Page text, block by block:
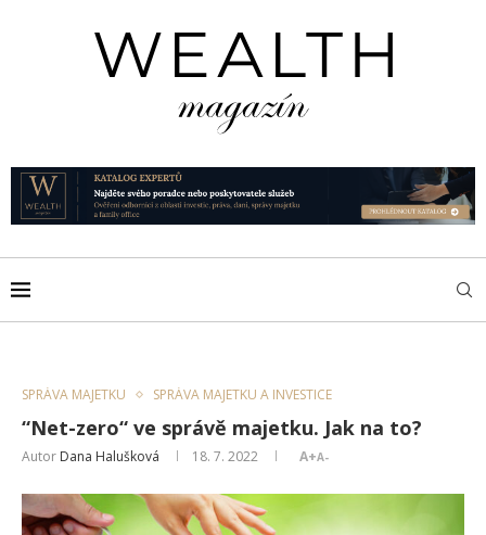
SPRÁVA MAJETKU SPRÁVA MAJETKU A INVESTICE
​“Net-zero“ ve správě majetku. Jak na to?
Autor Dana Halušková 18. 7. 2022 A+A-